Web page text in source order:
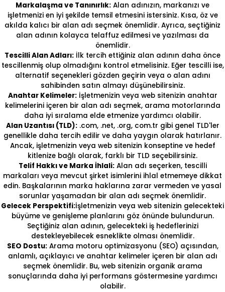
Markalaşma ve Tanınırlık: Alan adınızın, markanızı ve
işletmenizi en iyi şekilde temsil etmesini istersiniz. Kısa, öz ve
akılda kalıcı bir alan adı seçmek önemlidir. Ayrıca, seçtiğiniz
alan adının kolayca telaffuz edilmesi ve yazılması da
önemlidir.
Tescilli Alan Adları: İlk tercih ettiğiniz alan adının daha önce
tescillenmiş olup olmadığını kontrol etmelisiniz. Eğer tescilli ise,
alternatif seçenekleri gözden geçirin veya o alan adını
sahibinden satın almayı düşünebilirsiniz.
Anahtar Kelimeler:İşletmenizin veya web sitenizin anahtar
kelimelerini içeren bir alan adı seçmek, arama motorlarında
daha iyi sıralama elde etmenize yardımcı olabilir.
Alan Uzantısı (TLD):.com, .net, .org, com.tr gibi genel TLD'ler
genellikle daha tercih edilir ve daha yaygın olarak hatırlanır.
Ancak, işletmenizin veya web sitenizin konseptine ve hedef
kitlenize bağlı olarak, farklı bir TLD seçebilirsiniz.
Telif Hakkı ve Marka İhlali:Alan adı seçerken, tescilli
markaları veya mevcut şirket isimlerini ihlal etmemeye dikkat
edin. Başkalarının marka haklarına zarar vermeden ve yasal
sorunlar yaşamadan bir alan adı seçmek önemlidir.
Gelecek Perspektifi:İşletmenizin veya web sitenizin gelecekteki
büyüme ve genişleme planlarını göz önünde bulundurun.
Seçtiğiniz alan adının, gelecekteki iş hedeflerinizi
destekleyebilecek esneklikte olması önemlidir.
SEO Dostu:Arama motoru optimizasyonu (SEO) açısından,
anlamlı, açıklayıcı ve anahtar kelimeler içeren bir alan adı
seçmek önemlidir. Bu, web sitenizin organik arama
sonuçlarında daha iyi performans göstermesine yardımcı
olabilir.